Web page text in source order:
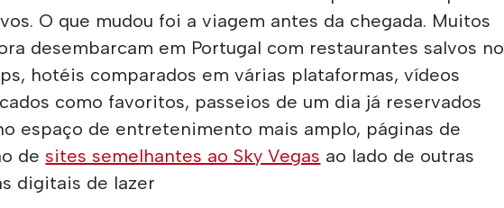
O que mudou foi a viagem antes da chegada. Muitos
desembarcam em Portugal com restaurantes salvos no
hotéis comparados em várias plataformas, vídeos
como favoritos, passeios de um dia já reservados
espaço de entretenimento mais amplo, páginas de
de sites semelhantes ao Sky Vegas ao lado de outras
digitais de lazer